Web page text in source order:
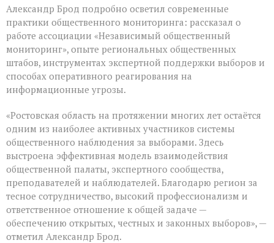
Александр Брод подробно осветил современные
практики общественного мониторинга: рассказал о
работе ассоциации «Независимый общественный
мониторинг», опыте региональных общественных
штабов, инструментах экспертной поддержки выборов и
способах оперативного реагирования на
информационные угрозы.
«Ростовская область на протяжении многих лет остаётся
одним из наиболее активных участников системы
общественного наблюдения за выборами. Здесь
выстроена эффективная модель взаимодействия
общественной палаты, экспертного сообщества,
преподавателей и наблюдателей. Благодарю регион за
тесное сотрудничество, высокий профессионализм и
ответственное отношение к общей задаче —
обеспечению открытых, честных и законных выборов», —
отметил Александр Брод.